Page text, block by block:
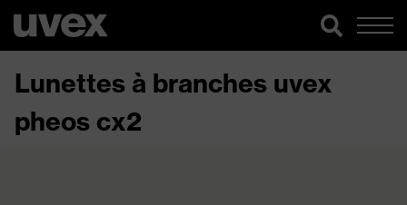
Lunettes à branches uvex
pheos cx2